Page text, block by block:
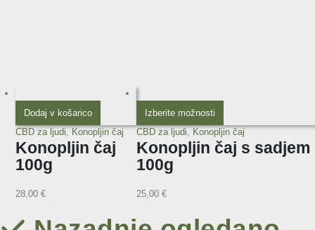
Dodaj v košarico
CBD za ljudi,Konopljin čaj
Konopljin čaj
100g
28,00 €
Izberite možnosti
CBD za ljudi,Konopljin čaj
Konopljin čaj s sadjem
100g
25,00€